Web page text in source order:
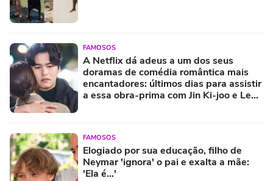
FAMOSOS
A Netflix dá adeus a um dos seus
doramas de comédia romântica mais
encantadores: últimos dias para assistir
a essa obra-prima com Jin Ki-joo e Lee
FAMOSOS
Elogiado por sua educação, filho de
Neymar 'ignora' o pai e exalta a mãe:
'Ela é...'